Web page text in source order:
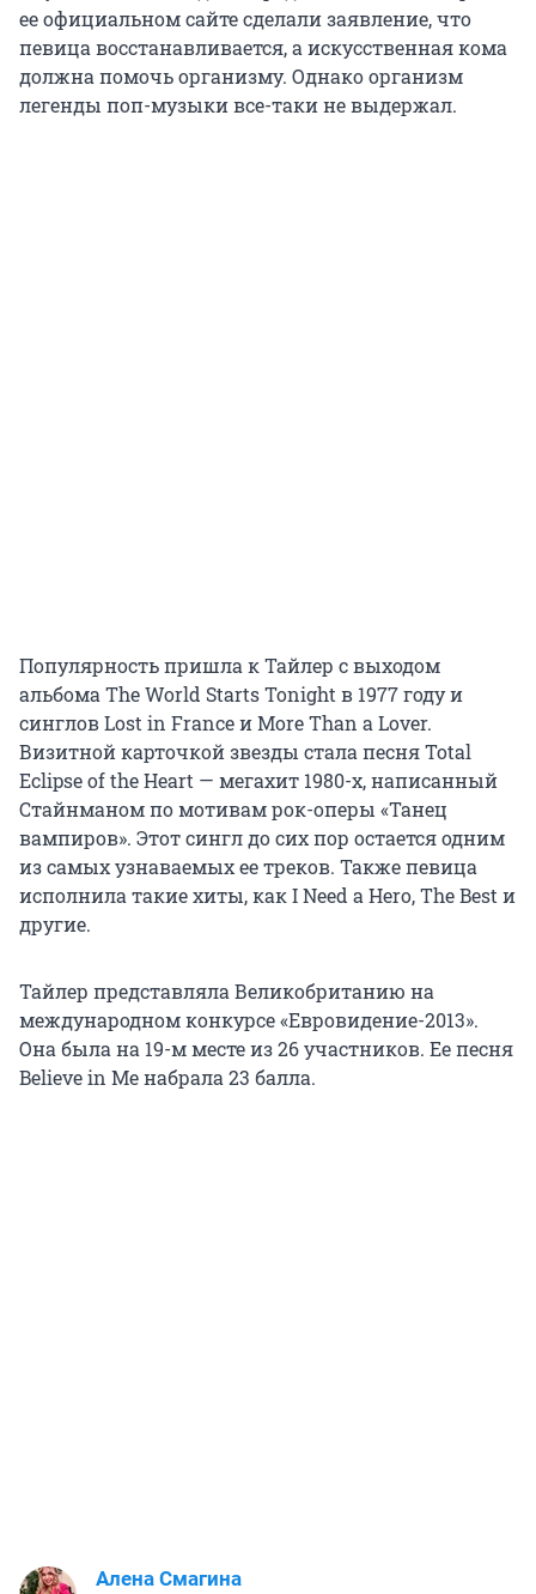
ее официальном сайте сделали заявление, что
певица восстанавливается, а искусственная кома
должна помочь организму. Однако организм
легенды поп-музыки все-таки не выдержал.
Популярность пришла к Тайлер с выходом
альбома The World Starts Tonight в 1977 году и
синглов Lost in France и More Than a Lover.
Визитной карточкой звезды стала песня Total
Eclipse of the Heart — мегахит 1980-х, написанный
Стайнманом по мотивам рок-оперы «Танец
вампиров». Этот сингл до сих пор остается одним
из самых узнаваемых ее треков. Также певица
исполнила такие хиты, как I Need a Hero, The Best и
другие.
Тайлер представляла Великобританию на
международном конкурсе «Евровидение-2013».
Она была на 19-м месте из 26 участников. Ее песня
Believe in Me набрала 23 балла.
Алена Смагина